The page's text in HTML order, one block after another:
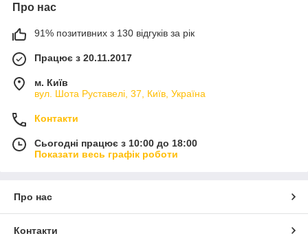
Про нас
91% позитивних з 130 відгуків за рік
Працює з 20.11.2017
м. Київ
вул. Шота Руставелі, 37, Київ, Україна
Контакти
Сьогодні працює з 10:00 до 18:00
Показати весь графік роботи
Про нас
Контакти